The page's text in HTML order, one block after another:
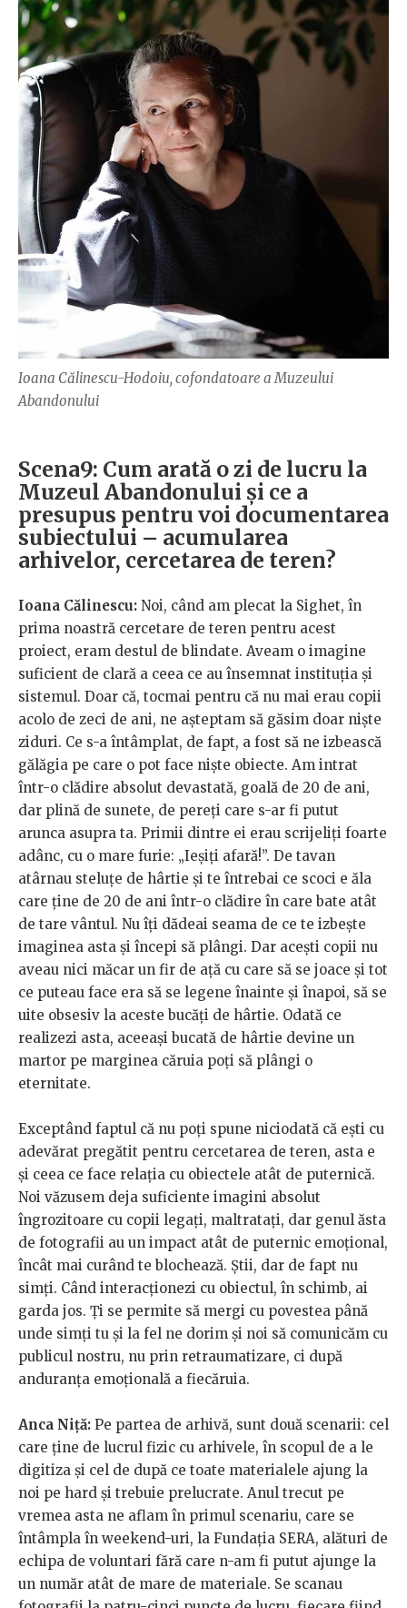
Ioana Călinescu-Hodoiu, cofondatoare a Muzeului
Abandonului
Scena9: Cum arată o zi de lucru la
Muzeul Abandonului și ce a
presupus pentru voi documentarea
subiectului – acumularea
arhivelor, cercetarea de teren?
Ioana Călinescu: Noi, când am plecat la Sighet, în
prima noastră cercetare de teren pentru acest
proiect, eram destul de blindate. Aveam o imagine
suficient de clară a ceea ce au însemnat instituția și
sistemul. Doar că, tocmai pentru că nu mai erau copii
acolo de zeci de ani, ne așteptam să găsim doar niște
ziduri. Ce s-a întâmplat, de fapt, a fost să ne izbească
gălăgia pe care o pot face niște obiecte. Am intrat
într-o clădire absolut devastată, goală de 20 de ani,
dar plină de sunete, de pereți care s-ar fi putut
arunca asupra ta. Primii dintre ei erau scrijeliți foarte
adânc, cu o mare furie: „Ieșiți afară!”. De tavan
atârnau steluțe de hârtie și te întrebai ce scoci e ăla
care ține de 20 de ani într-o clădire în care bate atât
de tare vântul. Nu îți dădeai seama de ce te izbește
imaginea asta și începi să plângi. Dar acești copii nu
aveau nici măcar un fir de ață cu care să se joace și tot
ce puteau face era să se legene înainte și înapoi, să se
uite obsesiv la aceste bucăți de hârtie. Odată ce
realizezi asta, aceeași bucată de hârtie devine un
martor pe marginea căruia poți să plângi o
eternitate.
Exceptând faptul că nu poți spune niciodată că ești cu
adevărat pregătit pentru cercetarea de teren, asta e
și ceea ce face relația cu obiectele atât de puternică.
Noi văzusem deja suficiente imagini absolut
îngrozitoare cu copii legați, maltratați, dar genul ăsta
de fotografii au un impact atât de puternic emoțional,
încât mai curând te blochează. Știi, dar de fapt nu
simți. Când interacționezi cu obiectul, în schimb, ai
garda jos. Ți se permite să mergi cu povestea până
unde simți tu și la fel ne dorim și noi să comunicăm cu
publicul nostru, nu prin retraumatizare, ci după
anduranța emoțională a fiecăruia.
Anca Niță: Pe partea de arhivă, sunt două scenarii: cel
care ține de lucrul fizic cu arhivele, în scopul de a le
digitiza și cel de după ce toate materialele ajung la
noi pe hard și trebuie prelucrate. Anul trecut pe
vremea asta ne aflam în primul scenariu, care se
întâmpla în weekend-uri, la Fundația SERA, alături de
echipa de voluntari fără care n-am fi putut ajunge la
un număr atât de mare de materiale. Se scanau